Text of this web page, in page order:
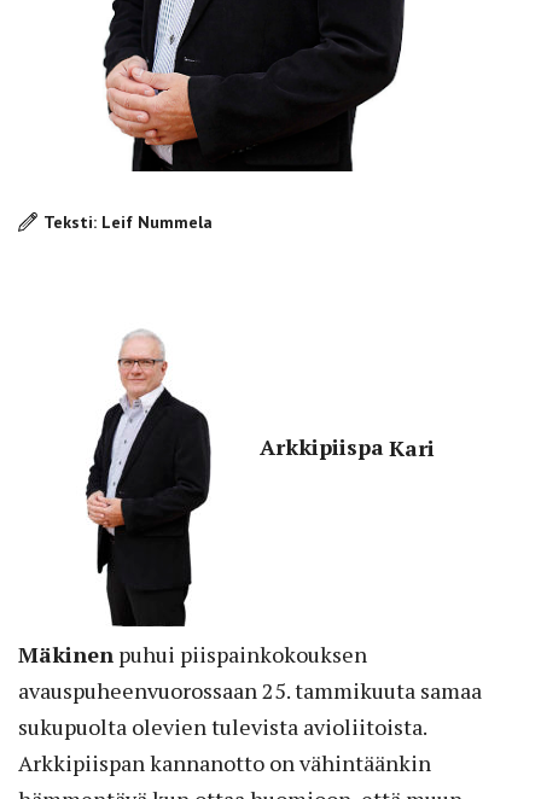
Teksti: Leif Nummela
ArkkipiispaKari
Mäkinen puhui piispainkokouksen
avauspuheenvuorossaan 25. tammikuuta samaa
sukupuolta olevien tulevista avioliitoista.
Arkkipiispan kannanotto on vähintäänkin